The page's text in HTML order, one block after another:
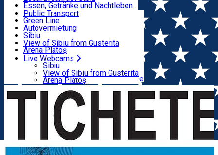
Live Webcams
Local publication
Schönheitssalon
Eislaufen
Yoga
Camping
Zimmer zu vermieten
Wohnungen
Unterkunft außerhalb von Sibiu
Essen, Getränke und Nachtleben
Pizza
Fast Food
Kaffeestube
Konditorei
Pub, Bar
Nachtclubs
Bäckerei
Public Transport
Green Line
Autovermietung
Fahrad verleih
Scooter rentals
Taxi
Ride Sharing
Park-Tickets
Parkplätze
Ladestationen für Elektrofahrzeuge
Sibiu
View of Sibiu from Gusterita
Arena Platoș
Live Webcams
Sibiu
View of Sibiu from Gusterita
Arena Platoș
Home Parking ticket spot
Strada Ocnei, nr. 25 -
bar/cafenea